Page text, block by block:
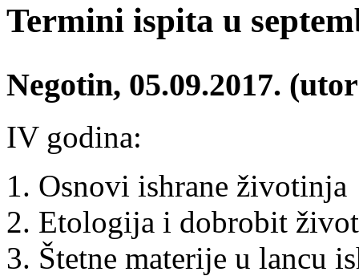
Termini ispita u
Negotin, 05.09.2017.
IV godina:
Osnovi ishrane životinja
Etologija i dobrobit
Štetne materije u lancu